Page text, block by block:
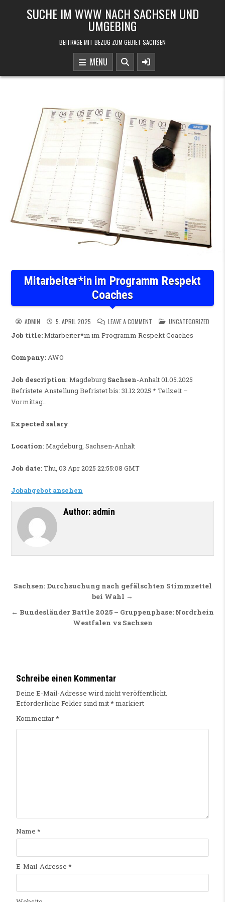
SUCHE IM WWW NACH SACHSEN UND
UMGEBING
BEITRÄGE MIT BEZUG ZUM GEBIET SACHSEN
MENU
Mitarbeiter*in im Programm Respekt
Coaches
ADMIN 5. APRIL 2025 LEAVE A COMMENT ON MITARBEITER*IN IM
POSTED IN
UNCATEGORIZED
Job title:Mitarbeiter*in im Programm Respekt Coaches
Company:AWO
Job description: Magdeburg Sachsen-Anhalt 01.05.2025
Befristete Anstellung Befristet bis: 31.12.2025 * Teilzeit –
Vormittag…
Expected salary:
Location: Magdeburg, Sachsen-Anhalt
Job date: Thu, 03 Apr 2025 22:55:08 GMT
Jobabgebot ansehen
Author: admin
Beitragsnavigation
Sachsen: Durchsuchung nach gefälschten Stimmzettel
bei Wahl →
← Bundesländer Battle 2025 – Gruppenphase: Nordrhein
Westfalen vs Sachsen
Schreibe einen Kommentar
Deine E-Mail-Adresse wird nicht veröffentlicht.
Erforderliche Felder sind mit* markiert
Kommentar*
Name *
E-Mail-Adresse *